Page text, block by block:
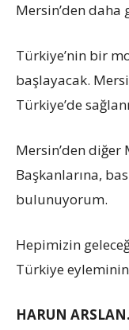
Mersin’den daha
Türkiye’nin bir
başlayacak.
Türkiye’de
Mersin’den diğer
Başkanlarına,
bulunuyorum.
Hepimizin
Türkiye
HARUN